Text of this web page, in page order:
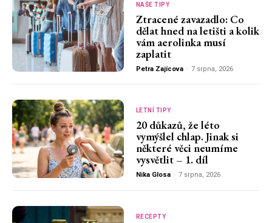
NAŠE TIPY
Ztracené zavazadlo: Co
dělat hned na letišti a kolik
vám aerolinka musí
zaplatit
Petra Zajícova - 7 srpna, 2026
LETNÍ TIPY
20 důkazů, že léto
vymýšlel chlap. Jinak si
některé věci neumíme
vysvětlit – 1. díl
Nika Glosa - 7 srpna, 2026
RECEPTY